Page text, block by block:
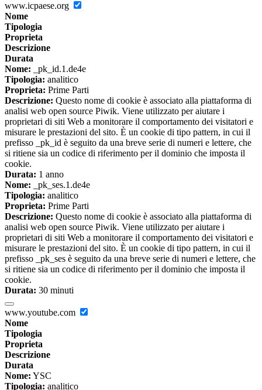
www.icpaese.org
Nome
Tipologia
Proprieta
Descrizione
Durata
Nome: _pk_id.1.de4e
Tipologia: analitico
Proprieta: Prime Parti
Descrizione: Questo nome di cookie è associato alla piattaforma di
analisi web open source Piwik. Viene utilizzato per aiutare i
proprietari di siti Web a monitorare il comportamento dei visitatori e
misurare le prestazioni del sito. È un cookie di tipo pattern, in cui il
prefisso _pk_id è seguito da una breve serie di numeri e lettere, che
si ritiene sia un codice di riferimento per il dominio che imposta il
cookie.
Durata: 1 anno
Nome: _pk_ses.1.de4e
Tipologia: analitico
Proprieta: Prime Parti
Descrizione: Questo nome di cookie è associato alla piattaforma di
analisi web open source Piwik. Viene utilizzato per aiutare i
proprietari di siti Web a monitorare il comportamento dei visitatori e
misurare le prestazioni del sito. È un cookie di tipo pattern, in cui il
prefisso _pk_ses è seguito da una breve serie di numeri e lettere, che
si ritiene sia un codice di riferimento per il dominio che imposta il
cookie.
Durata: 30 minuti
www.youtube.com
Nome
Tipologia
Proprieta
Descrizione
Durata
Nome: YSC
Tipologia: analitico